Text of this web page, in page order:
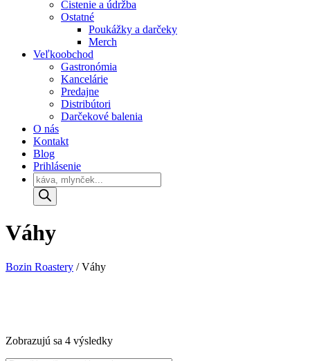
Čistenie a údržba
Ostatné
Poukážky a darčeky
Merch
Veľkoobchod
Gastronómia
Kancelárie
Predajne
Distribútori
Darčekové balenia
O nás
Kontakt
Blog
Prihlásenie
Products
search
Váhy
Bozin Roastery /Váhy
Zobrazujú sa 4 výsledkyZoradené